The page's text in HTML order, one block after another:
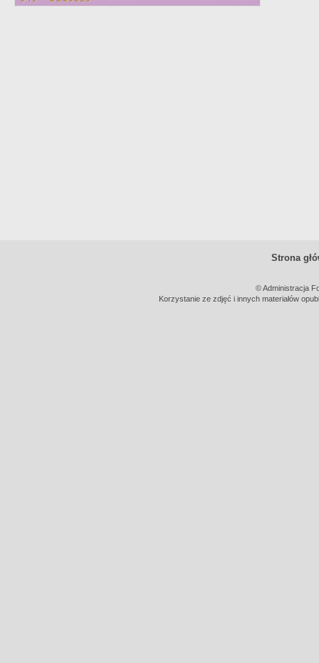
Strona
© Administracja
Korzystanie ze zdjęć i innych materiałów